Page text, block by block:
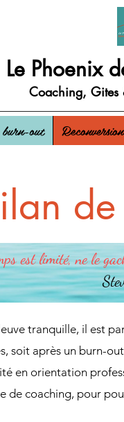
Le Phoenix
Coaching, Gites
out
est limité, ne le
tranquille, il est
soit après un burn-
en orientation
de coaching, pour